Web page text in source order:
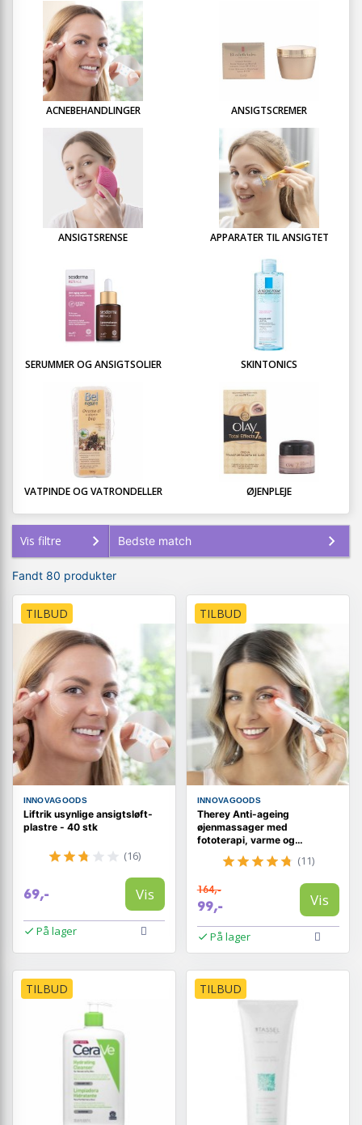
ACNEBEHANDLINGER ANSIGTSCREMER
ANSIGTSRENSE APPARATER TIL ANSIGTET
SERUMMER OG ANSIGTSOLIER SKINTONICS
VATPINDE OG VATRONDELLER ØJENPLEJE
Vis filtre
Fandt 80 produkter
TILBUD
INNOVAGOODS
Liftrik usynlige ansigtsløft-
plastre - 40 stk
(16)
69,- Vis
På lager
TILBUD
INNOVAGOODS
Therey Anti-ageing
øjenmassager med
fototerapi, varme og
vibration
(11)
164,-
99,- Vis
På lager
TILBUD TILBUD